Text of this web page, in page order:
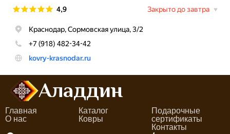
Аладдин
Главная
О нас
Каталог
Ковры
Подарочные
сертификаты
Контакты